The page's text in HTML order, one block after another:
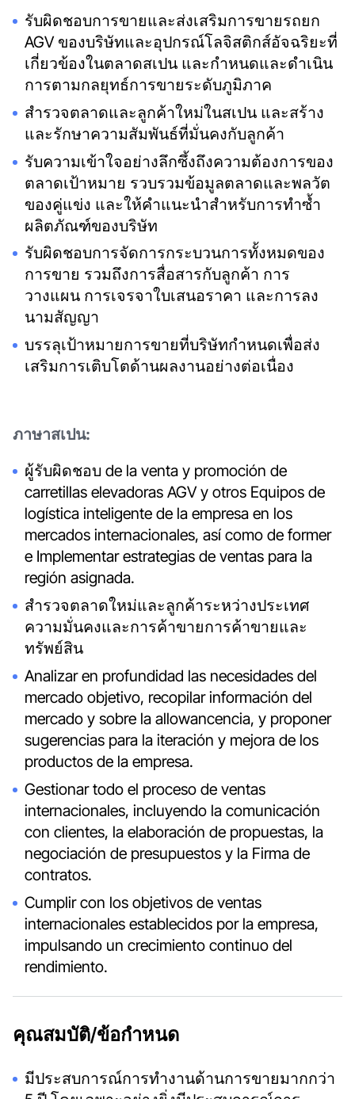
รับผิดชอบการขายและส่งเสริมการขายรถยก
AGV ของบริษัทและอุปกรณ์โลจิสติกส์อัจฉริยะที่
เกี่ยวข้องในตลาดสเปน และกำหนดและดำเนิน
การตามกลยุทธ์การขายระดับภูมิภาค
สำรวจตลาดและลูกค้าใหม่ในสเปน และสร้าง
และรักษาความสัมพันธ์ที่มั่นคงกับลูกค้า
รับความเข้าใจอย่างลึกซึ้งถึงความต้องการของ
ตลาดเป้าหมาย รวบรวมข้อมูลตลาดและพลวัต
ของคู่แข่ง และให้คำแนะนำสำหรับการทำซ้ำ
ผลิตภัณฑ์ของบริษัท
รับผิดชอบการจัดการกระบวนการทั้งหมดของ
การขาย รวมถึงการสื่อสารกับลูกค้า การ
วางแผน การเจรจาใบเสนอราคา และการลง
นามสัญญา
บรรลุเป้าหมายการขายที่บริษัทกำหนดเพื่อส่ง
เสริมการเติบโตด้านผลงานอย่างต่อเนื่อง
ภาษาสเปน:
ผู้รับผิดชอบ de la venta y promoción de
carretillas elevadoras AGV y otros Equipos de
logística inteligente de la empresa en los
mercados internacionales, así como de former
e Implementar estrategias de ventas para la
región asignada.
สำรวจตลาดใหม่และลูกค้าระหว่างประเทศ
ความมั่นคงและการค้าขายการค้าขายและ
ทรัพย์สิน
Analizar en profundidad las necesidades del
mercado objetivo, recopilar información del
mercado y sobre la allowancencia, y proponer
sugerencias para la iteración y mejora de los
productos de la empresa.
Gestionar todo el proceso de ventas
internacionales, incluyendo la comunicación
con clientes, la elaboración de propuestas, la
negociación de presupuestos y la Firma de
contratos.
Cumplir con los objetivos de ventas
internacionales establecidos por la empresa,
impulsando un crecimiento continuo del
rendimiento.
คุณสมบัติ/ข้อกำหนด
มีประสบการณ์การทำงานด้านการขายมากกว่า